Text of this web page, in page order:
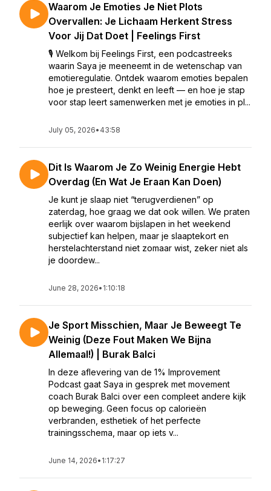
Waarom Je Emoties Je Niet Plots
Overvallen: Je Lichaam Herkent Stress
Voor Jij Dat Doet | Feelings First
🎙️ Welkom bij Feelings First, een podcastreeks
waarin Saya je meeneemt in de wetenschap van
emotieregulatie. Ontdek waarom emoties bepalen
hoe je presteert, denkt en leeft — en hoe je stap
voor stap leert samenwerken met je emoties in pl...
July 05, 2026• 43:58
Dit Is Waarom Je Zo Weinig Energie Hebt
Overdag (En Wat Je Eraan Kan Doen)
Je kunt je slaap niet “terugverdienen” op
zaterdag, hoe graag we dat ook willen. We praten
eerlijk over waarom bijslapen in het weekend
subjectief kan helpen, maar je slaaptekort en
herstelachterstand niet zomaar wist, zeker niet als
je doordew...
June 28, 2026• 1:10:18
Je Sport Misschien, Maar Je Beweegt Te
Weinig (Deze Fout Maken We Bijna
Allemaal!) | Burak Balci
In deze aflevering van de 1% Improvement
Podcast gaat Saya in gesprek met movement
coach Burak Balci over een compleet andere kijk
op beweging. Geen focus op calorieën
verbranden, esthetiek of het perfecte
trainingsschema, maar op iets v...
June 14, 2026• 1:17:27